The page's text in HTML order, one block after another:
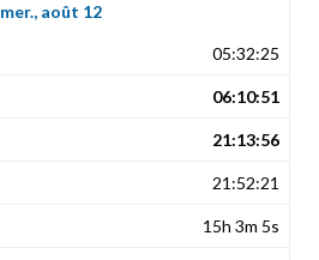
mer., août 12
05:32:25
06:10:51
21:13:56
21:52:21
15h 3m 5s